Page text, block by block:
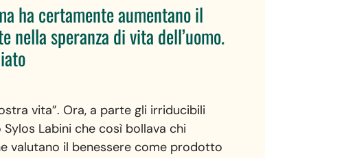
ha certamente aumentano il
nella speranza di vita dell’uomo.
vita”. Ora, a parte gli irriducibili
Labini che così bollava chi
valutano il benessere come prodotto